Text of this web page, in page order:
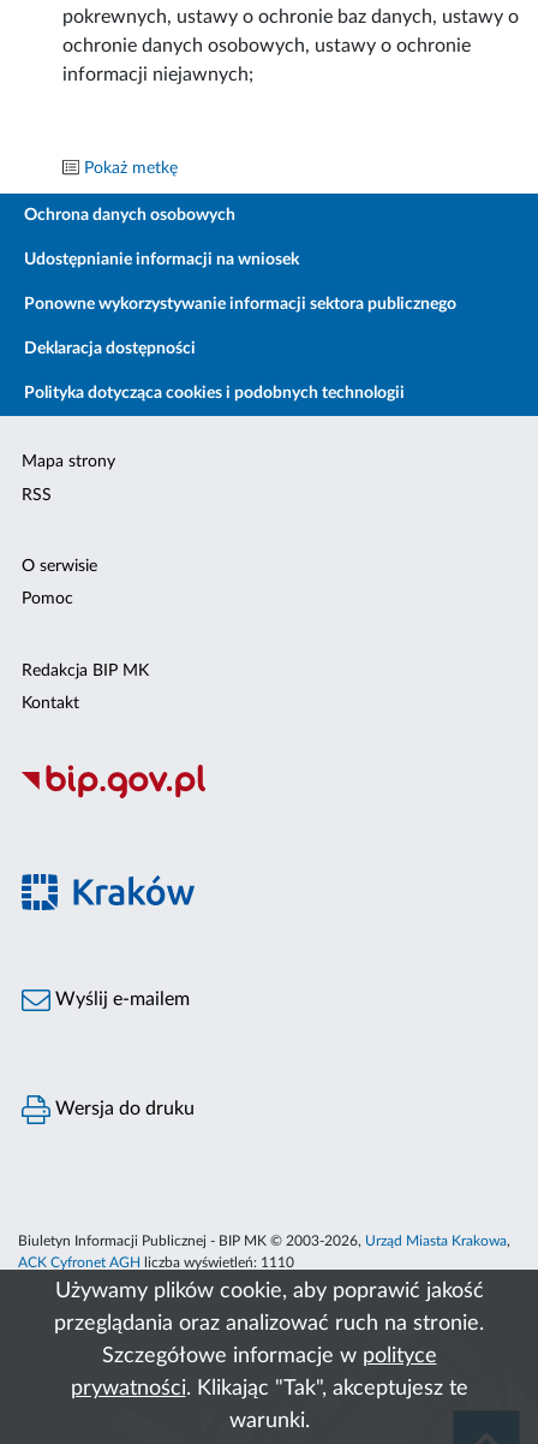
Używamy plików cookie, aby poprawić jakość
przeglądania oraz analizować ruch na stronie.
Szczegółowe informacje w polityce
prywatności. Klikając "Tak", akceptujesz te
warunki.
pokrewnych, ustawy o ochronie baz danych, ustawy o
ochronie danych osobowych, ustawy o ochronie
informacji niejawnych;
Pokaż metkę
Ochrona danych osobowych
Udostępnianie informacji na wniosek
Ponowne wykorzystywanie informacji sektora publicznego
Deklaracja dostępności
Polityka dotycząca cookies i podobnych technologii
Mapa strony
RSS
O serwisie
Pomoc
Redakcja BIP MK
Kontakt
Wyślij e-mailem
Wersja do druku
Biuletyn Informacji Publicznej - BIP MK © 2003-2026, Urząd Miasta Krakowa,
ACK Cyfronet AGH
liczba wyświetleń: 1110